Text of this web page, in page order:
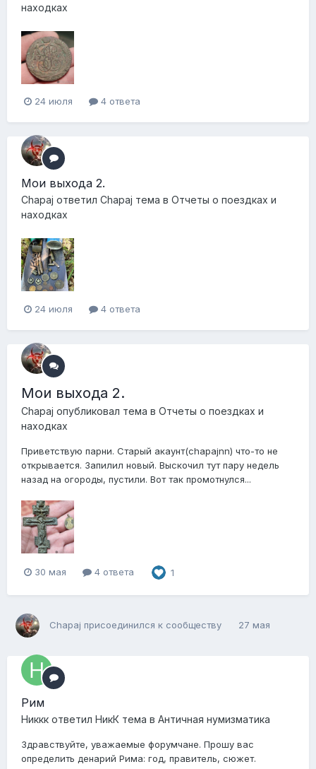
находках
24 июля 4 ответа
Мои выхода 2.
Chapaj ответил Chapaj тема в Отчеты о поездках и
находках
24 июля 4 ответа
Мои выхода 2.
Chapaj опубликовал тема в Отчеты о поездках и
находках
Приветствую парни. Старый акаунт(chapajnn) что-то не
открывается. Запилил новый. Выскочил тут пару недель
назад на огороды, пустили. Вот так промотнулся...
30 мая 4 ответа 1
Chapaj присоединился к сообществу 27 мая
Рим
Никкк ответил НикК тема в Античная нумизматика
Здравствуйте, уважаемые форумчане. Прошу вас
определить денарий Рима: год, правитель, сюжет.